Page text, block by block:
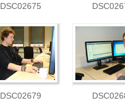
DSC02675
DSC02679